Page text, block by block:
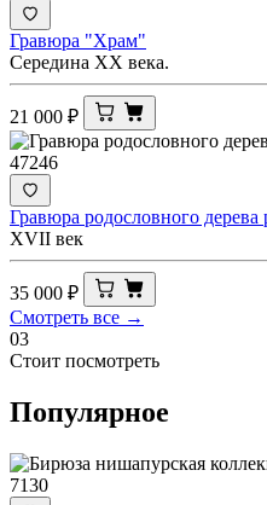
Гравюра "Храм"
Середина ХХ века.
21 000 ₽
47246
Гравюра родословного дерева
XVII век
35 000 ₽
Смотреть все →
03
Стоит посмотреть
Популярное
7130